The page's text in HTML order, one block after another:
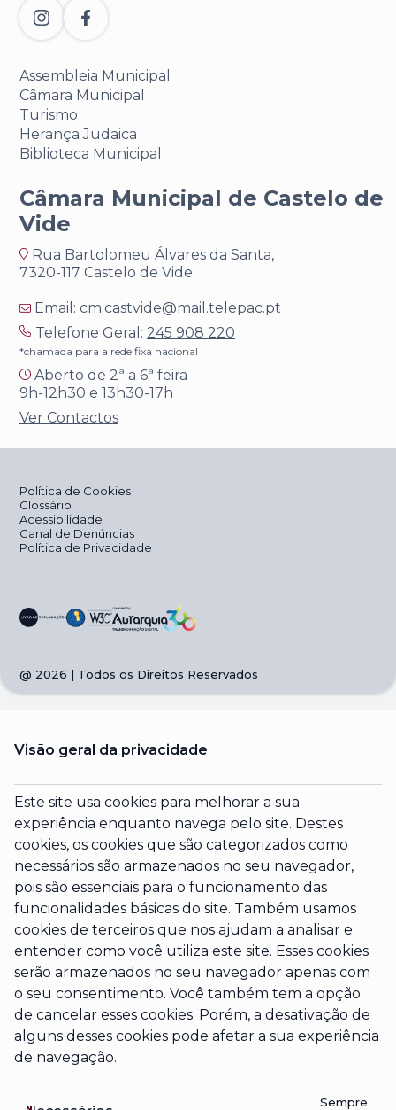
Assembleia Municipal
Câmara Municipal
Turismo
Herança Judaica
Biblioteca Municipal
Câmara Municipal de Castelo de
Vide
Rua Bartolomeu Álvares da Santa,
7320-117 Castelo de Vide
Email: cm.castvide@mail.telepac.pt
Telefone Geral: 245 908 220
*chamada para a rede fixa nacional
Aberto de 2ª a 6ª feira
9h-12h30 e 13h30-17h
Ver Contactos
Política de Cookies
Glossário
Acessibilidade
Canal de Denúncias
Política de Privacidade
@ 2026 | Todos os Direitos Reservados
Visão geral da privacidade
Este site usa cookies para melhorar a sua
experiência enquanto navega pelo site. Destes
cookies, os cookies que são categorizados como
necessários são armazenados no seu navegador,
pois são essenciais para o funcionamento das
funcionalidades básicas do site. Também usamos
cookies de terceiros que nos ajudam a analisar e
entender como você utiliza este site. Esses cookies
serão armazenados no seu navegador apenas com
o seu consentimento. Você também tem a opção
de cancelar esses cookies. Porém, a desativação de
alguns desses cookies pode afetar a sua experiência
de navegação.
Sempre